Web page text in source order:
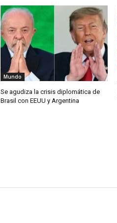
Mundo
Se agudiza la crisis diplomática de
Brasil con EEUU y Argentina